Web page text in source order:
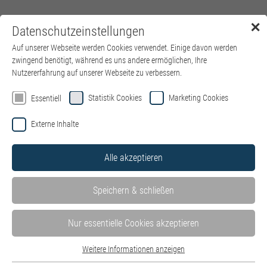
Menü
✕
Datenschutzeinstellungen
Auf unserer Webseite werden Cookies verwendet. Einige davon werden
zwingend benötigt, während es uns andere ermöglichen, Ihre
Nutzererfahrung auf unserer Webseite zu verbessern.
Essentiell Statistik Cookies Marketing Cookies
Externe Inhalte
Alle akzeptieren
Speichern & schließen
Nur essentielle Cookies akzeptieren
Weitere Informationen anzeigen